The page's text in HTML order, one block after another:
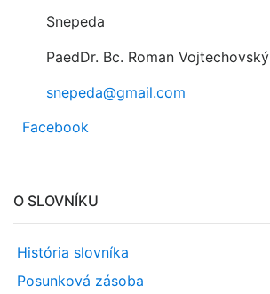
Snepeda
PaedDr. Bc. Roman Vojtechovský
snepeda@gmail.com
Facebook
O SLOVNÍKU
História slovníka
Posunková zásoba